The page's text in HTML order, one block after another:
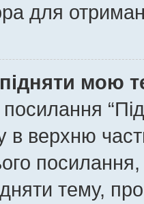
для
мою
в верхню
тему,